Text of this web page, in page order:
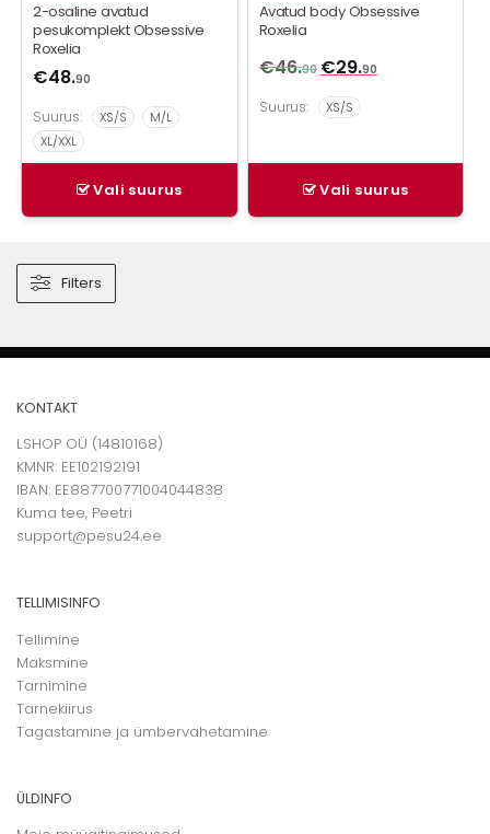
2-osaline avatud
pesukomplekt Obsessive
Roxelia
€48.90
Suurus: XS/S
M/L
XL/XXL
Vali suurus
Avatud body Obsessive
Roxelia
€46.90 Algne
oli:
€29.90Praegune
Suurus: XS/S
Vali suurus
Filters
KONTAKT
LSHOP OÜ (14810168)
KMNR: EE102192191
IBAN: EE887700771004044838
Kuma tee, Peetri
support@pesu24.ee
TELLIMISINFO
Tellimine
Maksmine
Tarnimine
Tarnekiirus
Tagastamine ja ümbervahetamine
ÜLDINFO